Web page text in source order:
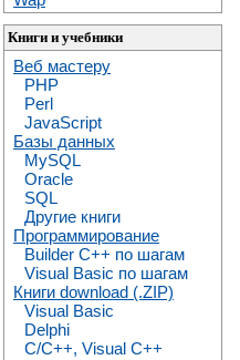
Книги и учебники
Веб мастеру
PHP
Perl
JavaScript
Базы данных
MySQL
Oracle
SQL
Другие книги
Программирование
Builder C++ по шагам
Visual Basic по шагам
Книги download (.ZIP)
Visual Basic
Delphi
C/C++, Visual C++